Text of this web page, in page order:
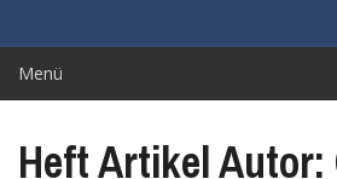
Menü
Heft Artikel Autor: